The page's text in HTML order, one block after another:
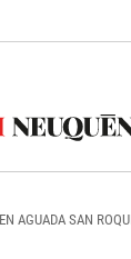
AGUADA SAN